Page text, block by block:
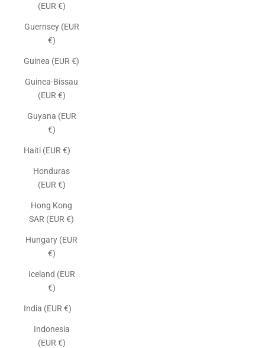
(EUR €)
Guernsey (EUR
€)
Guinea (EUR €)
Guinea-Bissau
(EUR €)
Guyana (EUR
€)
Haiti (EUR €)
Honduras
(EUR €)
Hong Kong
SAR (EUR €)
Hungary (EUR
€)
Iceland (EUR
€)
India (EUR €)
Indonesia
(EUR €)